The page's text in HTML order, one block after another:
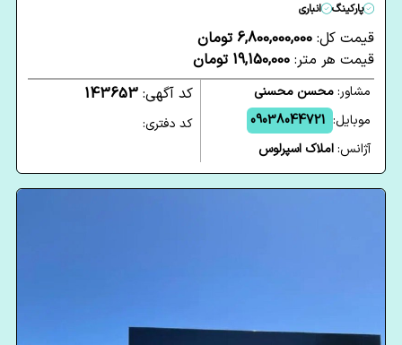
پارکینگ انباری
قیمت کل: 6,800,000,000 تومان
قیمت هر متر: 19,150,000 تومان
مشاور:محسن محسنی
موبایل: 09038044721
آژانس:املاک اسپرلوس
کد آگهی: 143653
کد دفتری: